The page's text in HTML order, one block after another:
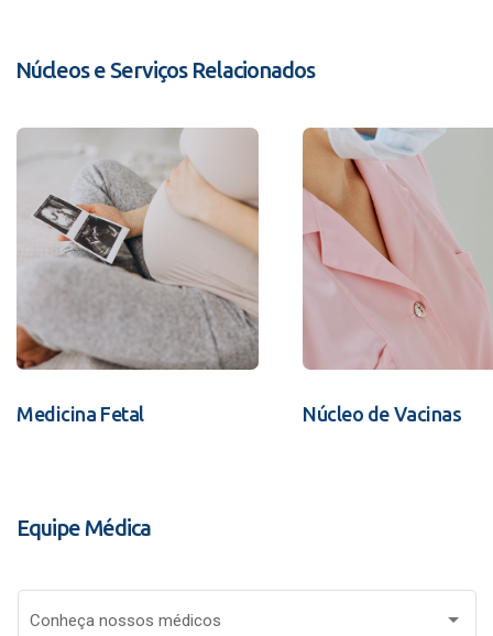
Núcleos e Serviços Relacionados
Medicina Fetal Núcleo de Vacinas
Equipe Médica
Conheça nossos médicos